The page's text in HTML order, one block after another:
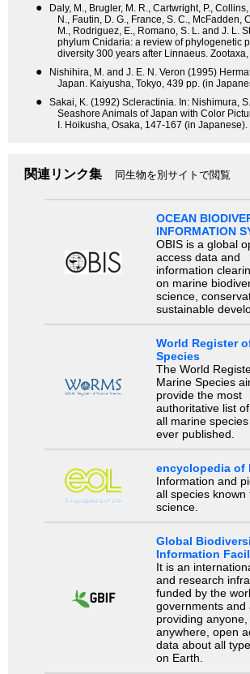
●
Daly, M., Brugler, M. R., Cartwright, P.,
N., Fautin, D. G., France, S. C., McFadden,
M., Rodriguez, E., Romano, S. L. and J. L.
phylum Cnidaria: a review of phylogenetic
diversity 300 years after Linnaeus.
●
Nishihira, M. and J. E. N. Veron (1995)
Japan. Kaiyusha, Tokyo, 439 pp. (in
●
Sakai, K. (1992) Scleractinia. In: Nishimura,
Seashore Animals of Japan with Color
I. Hoikusha, Osaka, 147-167 (in Japanese).
関連リンク集 同生物を別サイトで閲覧
OCEAN
INFORMATION
OBIS is a global
access data and
information
on marine
science,
sustainable
World Register
Species
The World
Marine Species
provide the most
authoritative list
all marine species
ever published.
encyclopedia of
Information and
all species known
science.
Global
Information
It is an
and research
funded by the
governments and
providing anyone,
anywhere, open
data about all
on Earth.